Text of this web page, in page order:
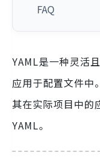
FAQ
YAML是一种灵活
应用于配置文件中
其在实际项目中的
YAML。